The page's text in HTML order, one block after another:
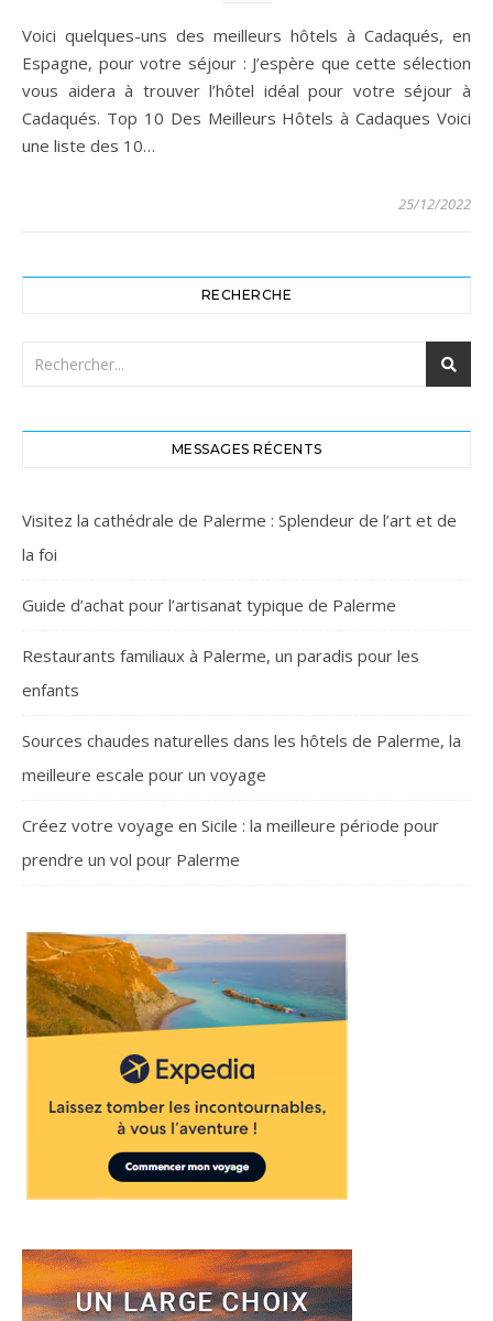
Voici quelques-uns des meilleurs hôtels à Cadaqués, en
Espagne, pour votre séjour : J’espère que cette sélection
vous aidera à trouver l’hôtel idéal pour votre séjour à
Cadaqués. Top 10 Des Meilleurs Hôtels à Cadaques Voici
une liste des 10…
25/12/2022
RECHERCHE
MESSAGES RÉCENTS
Visitez la cathédrale de Palerme : Splendeur de l’art et de
la foi
Guide d’achat pour l’artisanat typique de Palerme
Restaurants familiaux à Palerme, un paradis pour les
enfants
Sources chaudes naturelles dans les hôtels de Palerme, la
meilleure escale pour un voyage
Créez votre voyage en Sicile : la meilleure période pour
prendre un vol pour Palerme